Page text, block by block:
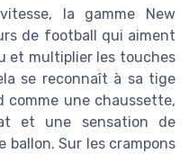
la gamme New
de football qui aiment
et multiplier les touches
se reconnaît à sa tige
comme une chaussette,
et une sensation de
ballon. Sur les crampons